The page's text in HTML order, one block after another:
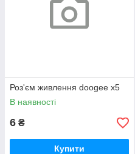
Роз'єм живлення doogee x5
В наявності
6 ₴
Купити